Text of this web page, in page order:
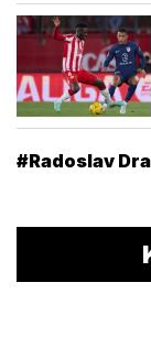
#Radoslav